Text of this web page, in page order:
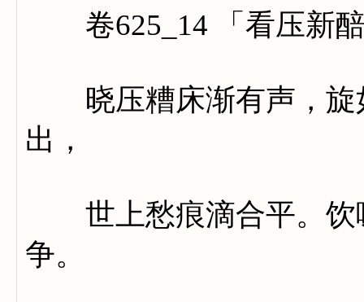
卷625_14 「看压新醅
晓压糟床渐有声，旋
出，
世上愁痕滴合平。饮
争。